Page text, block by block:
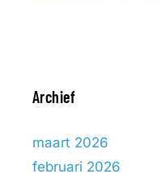
Archief
maart 2026
februari 2026